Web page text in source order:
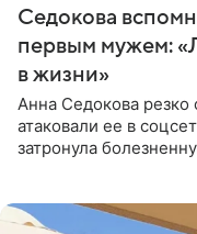
Седокова
первым мужем:
в жизни»
Анна Седокова резко
атаковали ее в
затронула